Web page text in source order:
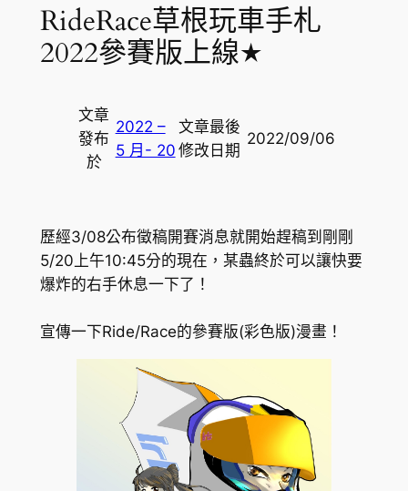
RideRace草根玩車手札
2022參賽版上線★
文章
發布
於
2022 –
5 月- 20
文章最後
修改日期
2022/09/06
歷經3/08公布徵稿開賽消息就開始趕稿到剛剛
5/20上午10:45分的現在，某蟲終於可以讓快要
爆炸的右手休息一下了！
宣傳一下Ride/Race的參賽版(彩色版)漫畫！